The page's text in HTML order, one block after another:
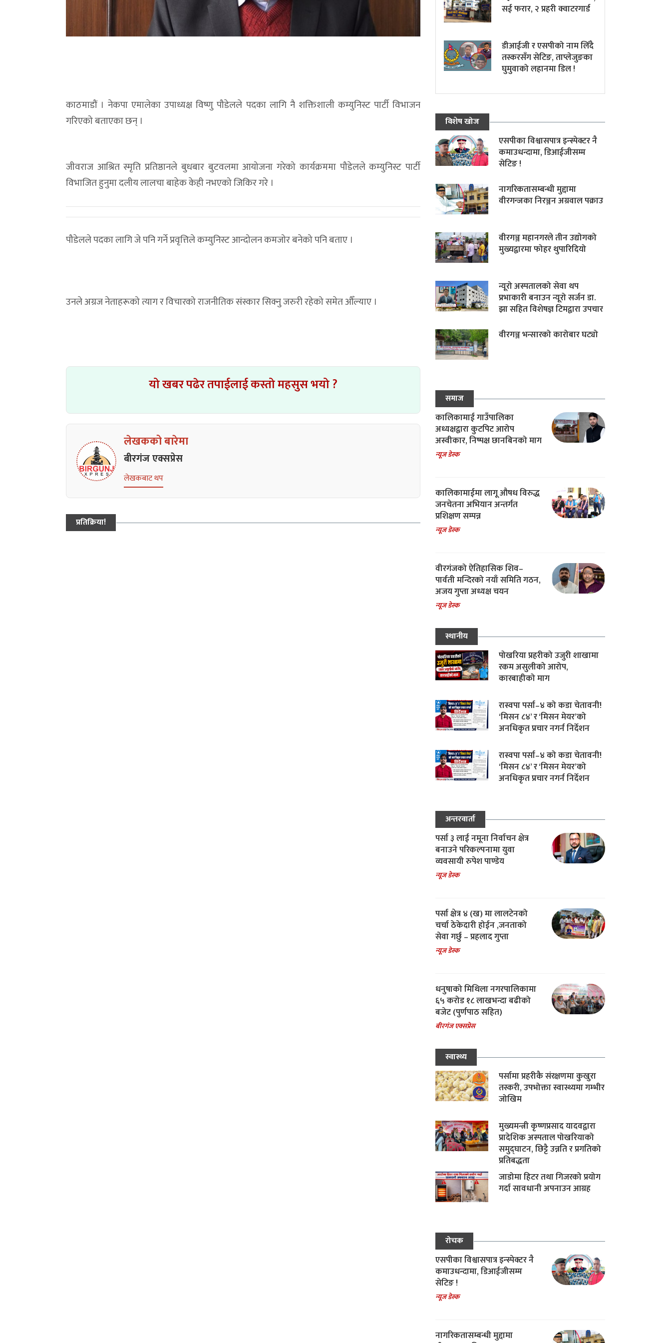
काठमाडौं । नेकपा एमालेका उपाध्यक्ष विष्णु पौडेलले पदका लागि नै शक्तिशाली कम्युनिस्ट पार्टी विभाजन
गरिएको बताएका छन् ।
जीवराज आश्रित स्मृति प्रतिष्ठानले बुधबार बुटवलमा आयोजना गरेको कार्यक्रममा पौडेलले कम्युनिस्ट पार्टी
विभाजित हुनुमा दलीय लालचा बाहेक केही नभएको जिकिर गरे ।
पौडेलले पदका लागि जे पनि गर्ने प्रवृत्तिले कम्युनिस्ट आन्दोलन कमजोर बनेको पनि बताए ।
उनले अग्रज नेताहरूको त्याग र विचारको राजनीतिक संस्कार सिक्नु जरुरी रहेको समेत औँल्याए ।
यो खबर पढेर तपाईलाई कस्तो महसुस भयो ?
लेखकको बारेमा
बीरगंज एक्सप्रेस
लेखकबाट थप
प्रतिक्रिया!
सई फरार, २ प्रहरी क्वाटरगार्ड
डीआईजी र एसपीको नाम लिँदै
तस्करसँग सेटिङ, ताप्लेजुङका
घुमुवाको लहानमा डिल !
विशेष खोज
एसपीका विश्वासपात्र इन्स्पेक्टर नै
कमाउधन्दामा, डिआईजीसम्म
सेटिङ !
नागरिकतासम्बन्धी मुद्दामा
वीरगन्जका निरञ्जन अग्रवाल पक्राउ
वीरगञ्ज महानगरले तीन उद्योगको
मुख्यद्वारमा फोहर थुपारिदियो
न्यूरो अस्पतालको सेवा थप
प्रभाकारी बनाउन न्यूरो सर्जन डा.
झा सहित विशेषज्ञ टिमद्वारा उपचार
वीरगञ्ज भन्सारको कारोबार घट्यो
समाज
कालिकामाई गाउँपालिका
अध्यक्षद्वारा कुटपिट आरोप
अस्वीकार, निष्पक्ष छानबिनको माग
न्यूज डेस्क
कालिकामाईमा लागू औषध विरुद्ध
जनचेतना अभियान अन्तर्गत
प्रशिक्षण सम्पन्न
न्यूज डेस्क
वीरगंजको ऐतिहासिक शिव–
पार्वती मन्दिरको नयाँ समिति गठन,
अजय गुप्ता अध्यक्ष चयन
न्यूज डेस्क
स्थानीय
पोखरिया प्रहरीको उजुरी शाखामा
रकम असुलीको आरोप,
कारबाहीको माग
रास्वपा पर्सा–४ को कडा चेतावनी!
‘मिसन ८४’ र ‘मिसन मेयर’को
अनधिकृत प्रचार नगर्न निर्देशन
रास्वपा पर्सा–४ को कडा चेतावनी!
‘मिसन ८४’ र ‘मिसन मेयर’को
अनधिकृत प्रचार नगर्न निर्देशन
अन्तरवार्ता
पर्सा ३ लाई नमूना निर्वाचन क्षेत्र
बनाउने परिकल्पनामा युवा
व्यवसायी रुपेश पाण्डेय
न्यूज डेस्क
पर्सा क्षेत्र ४ (ख) मा लालटेनको
चर्चा ठेकेदारी होईन ,जनताको
सेवा गर्छु – प्रहलाद गुप्ता
न्यूज डेस्क
धनुषाको मिथिला नगरपालिकामा
६५ करोड १८ लाखभन्दा बढीको
बजेट (पुर्णपाठ सहित)
बीरगंज एक्सप्रेस
स्वास्थ्य
पर्सामा प्रहरीकै संरक्षणमा कुखुरा
तस्करी, उपभोक्ता स्वास्थ्यमा गम्भीर
जोखिम
मुख्यमन्त्री कृष्णप्रसाद यादवद्वारा
प्रादेशिक अस्पताल पोखरियाको
समुद्घाटन, छिट्टै उन्नति र प्रगतिको
प्रतिबद्धता
जाडोमा हिटर तथा गिजरको प्रयोग
गर्दा सावधानी अपनाउन आग्रह
रोचक
एसपीका विश्वासपात्र इन्स्पेक्टर नै
कमाउधन्दामा, डिआईजीसम्म
सेटिङ !
न्यूज डेस्क
नागरिकतासम्बन्धी मुद्दामा